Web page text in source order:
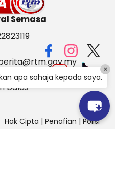
Semasa
&
balas
Hak Cipta | Penafian | Polisi
apa sahaja kepada saya.
×